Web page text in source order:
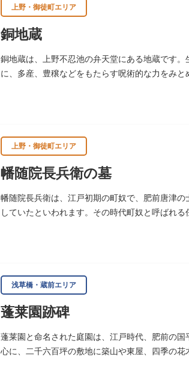
上野・御徒町エリア
銅地蔵
銅地蔵は、上野不忍池の弁天堂にある地蔵です
に、多産、豊穣などをもたらす呪術的な力をみ
上野・御徒町エリア
幡随院長兵衛の墓
幡随院長兵衛は、江戸初期の町奴で、肥前唐津
していたといわれます。その時代町奴と呼ばれ
浅草橋・蔵前エリア
蓬莱園跡碑
蓬莱園と命名された庭園は、江戸時代、肥前の
心に、二千六百坪の敷地に築山や東屋、四季の